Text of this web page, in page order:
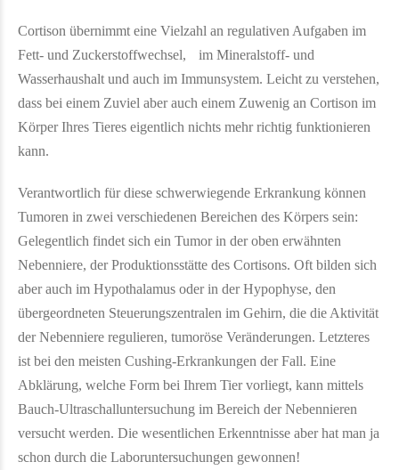
Cortison übernimmt eine Vielzahl an regulativen Aufgaben im
Fett- und Zuckerstoffwechsel, im Mineralstoff- und
Wasserhaushalt und auch im Immunsystem. Leicht zu verstehen,
dass bei einem Zuviel aber auch einem Zuwenig an Cortison im
Körper Ihres Tieres eigentlich nichts mehr richtig funktionieren
kann.
Verantwortlich für diese schwerwiegende Erkrankung können
Tumoren in zwei verschiedenen Bereichen des Körpers sein:
Gelegentlich findet sich ein Tumor in der oben erwähnten
Nebenniere, der Produktionsstätte des Cortisons. Oft bilden sich
aber auch im Hypothalamus oder in der Hypophyse, den
übergeordneten Steuerungszentralen im Gehirn, die die Aktivität
der Nebenniere regulieren, tumoröse Veränderungen. Letzteres
ist bei den meisten Cushing-Erkrankungen der Fall. Eine
Abklärung, welche Form bei Ihrem Tier vorliegt, kann mittels
Bauch-Ultraschalluntersuchung im Bereich der Nebennieren
versucht werden. Die wesentlichen Erkenntnisse aber hat man ja
schon durch die Laboruntersuchungen gewonnen!